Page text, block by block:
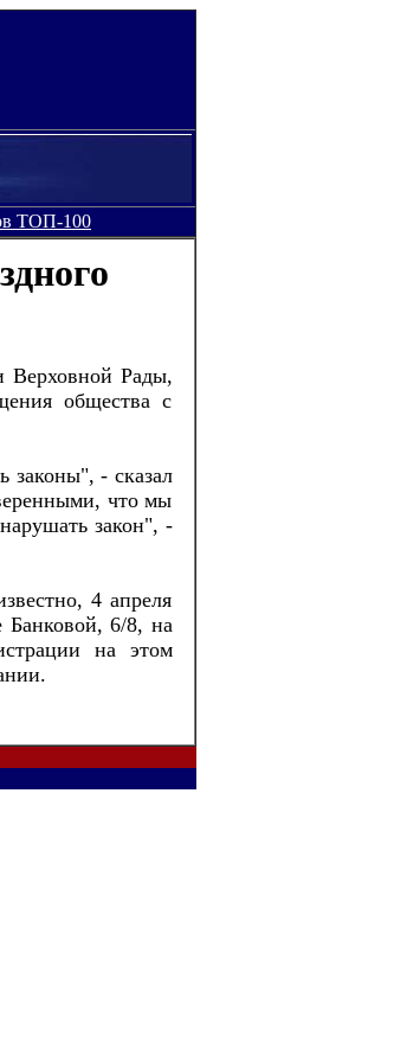
ТОП-100
Верховной Рады,
общества с
законы", - сказал
что мы
закон", -
4 апреля
Банковой, 6/8, на
на этом